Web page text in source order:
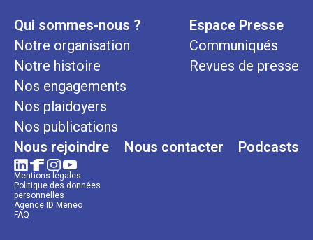
Qui sommes-nous ?
Notre organisation
Notre histoire
Nos engagements
Nos plaidoyers
Nos publications
Espace Presse
Communiqués
Revues de presse
Nous rejoindre Nous contacter Podcasts
Mentions légales
Politique des données
personnelles
Agence ID Meneo
FAQ